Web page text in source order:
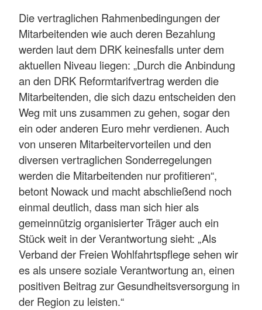
Die vertraglichen Rahmenbedingungen der
Mitarbeitenden wie auch deren Bezahlung
werden laut dem DRK keinesfalls unter dem
aktuellen Niveau liegen: „Durch die Anbindung
an den DRK Reformtarifvertrag werden die
Mitarbeitenden, die sich dazu entscheiden den
Weg mit uns zusammen zu gehen, sogar den
ein oder anderen Euro mehr verdienen. Auch
von unseren Mitarbeitervorteilen und den
diversen vertraglichen Sonderregelungen
werden die Mitarbeitenden nur profitieren“,
betont Nowack und macht abschließend noch
einmal deutlich, dass man sich hier als
gemeinnützig organisierter Träger auch ein
Stück weit in der Verantwortung sieht: „Als
Verband der Freien Wohlfahrtspflege sehen wir
es als unsere soziale Verantwortung an, einen
positiven Beitrag zur Gesundheitsversorgung in
der Region zu leisten.“